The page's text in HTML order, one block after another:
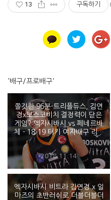
13 구독하기
'배구/프로배구'
쫄깃한 96분-트리플듀스, 김연
경x보스코비치 결정력이 닫은
게임? 엑자시바시 vs 페네르바
체 - 18-19 터키 여자배구 리그
엑자시바시비트라 4차전
2018.11.14
엑자시바시 비트라 김연경 x 일
마즈의 초반러쉬로 더블더블더